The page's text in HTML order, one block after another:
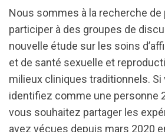
Nous sommes à la recherche
participer à des groupes de
nouvelle étude sur les soins
et de santé sexuelle et
milieux cliniques traditionnels. Si
identifiez comme une personne
vous souhaitez partager les
avez vécues depuis mars 2020